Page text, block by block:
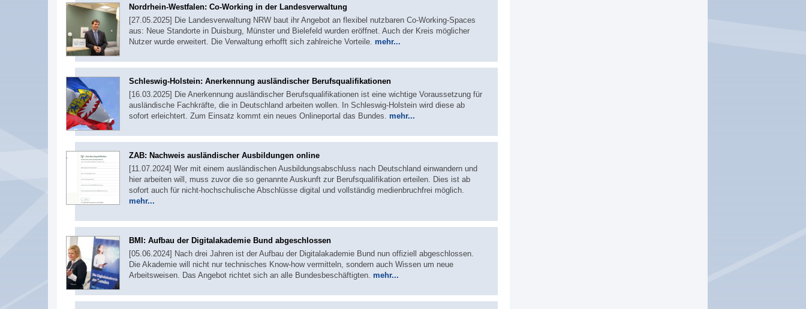
Nordrhein-Westfalen: Co-Working in der Landesverwaltung
[27.05.2025] Die Landesverwaltung NRW baut ihr Angebot an flexibel nutzbaren Co-Working-Spaces
aus: Neue Standorte in Duisburg, Münster und Bielefeld wurden eröffnet. Auch der Kreis möglicher
Nutzer wurde erweitert. Die Verwaltung erhofft sich zahlreiche Vorteile. mehr...
Schleswig-Holstein: Anerkennung ausländischer Berufsqualifikationen
[16.03.2025] Die Anerkennung ausländischer Berufsqualifikationen ist eine wichtige Voraussetzung für
ausländische Fachkräfte, die in Deutschland arbeiten wollen. In Schleswig-Holstein wird diese ab
sofort erleichtert. Zum Einsatz kommt ein neues Onlineportal das Bundes. mehr...
ZAB: Nachweis ausländischer Ausbildungen online
[11.07.2024] Wer mit einem ausländischen Ausbildungsabschluss nach Deutschland einwandern und
hier arbeiten will, muss zuvor die so genannte Auskunft zur Berufsqualifikation erteilen. Dies ist ab
sofort auch für nicht-hochschulische Abschlüsse digital und vollständig medienbruchfrei möglich.
mehr...
BMI: Aufbau der Digitalakademie Bund abgeschlossen
[05.06.2024] Nach drei Jahren ist der Aufbau der Digitalakademie Bund nun offiziell abgeschlossen.
Die Akademie will nicht nur technisches Know-how vermitteln, sondern auch Wissen um neue
Arbeitsweisen. Das Angebot richtet sich an alle Bundesbeschäftigten. mehr...